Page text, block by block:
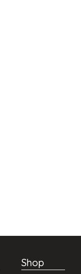
Shop